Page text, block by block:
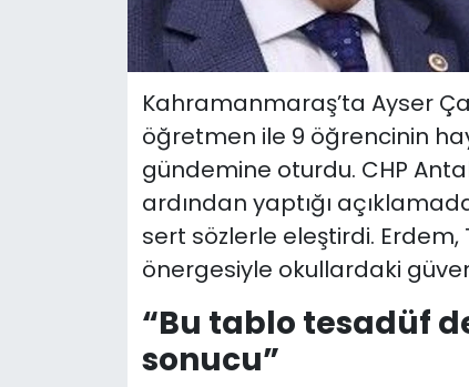
Kahramanmaraş’ta Ayser
öğretmen ile 9 öğrencinin
gündemine oturdu. CHP
ardından yaptığı
sert sözlerle eleştirdi. Erdem,
önergesiyle okullardaki
“Bu tablo tesadüf
sonucu”